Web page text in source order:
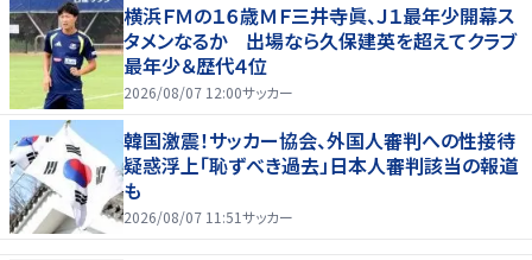
横浜ＦＭの１６歳ＭＦ三井寺眞、Ｊ１最年少開幕ス
タメンなるか 出場なら久保建英を超えてクラブ
最年少＆歴代４位
2026/08/07 12:00サッカー
韓国激震！サッカー協会、外国人審判への性接待
疑惑浮上「恥ずべき過去」日本人審判該当の報道
も
2026/08/07 11:51サッカー